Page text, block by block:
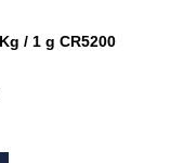
/ 1 g CR5200